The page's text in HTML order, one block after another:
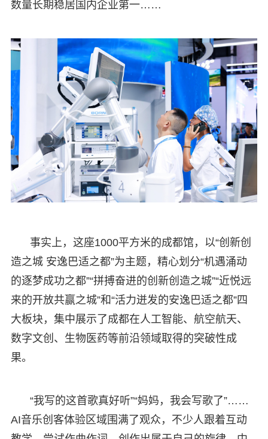
数量长期稳居国内企业第一……
事实上，这座1000平方米的成都馆，以“创新创
造之城 安逸巴适之都”为主题，精心划分“机遇涌动
的逐梦成功之都”“拼搏奋进的创新创造之城”“近悦远
来的开放共赢之城”和“活力迸发的安逸巴适之都”四
大板块，集中展示了成都在人工智能、航空航天、
数字文创、生物医药等前沿领域取得的突破性成
果。
“我写的这首歌真好听”“妈妈，我会写歌了”……
AI音乐创客体验区域围满了观众，不少人跟着互动